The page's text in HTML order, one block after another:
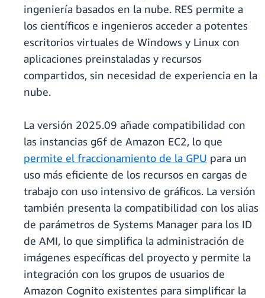
ingeniería basados en la nube. RES permite a
los científicos e ingenieros acceder a potentes
escritorios virtuales de Windows y Linux con
aplicaciones preinstaladas y recursos
compartidos, sin necesidad de experiencia en la
nube.
La versión 2025.09 añade compatibilidad con
las instancias g6f de Amazon EC2, lo que
permite el fraccionamiento de la GPU para un
uso más eficiente de los recursos en cargas de
trabajo con uso intensivo de gráficos. La versión
también presenta la compatibilidad con los alias
de parámetros de Systems Manager para los ID
de AMI, lo que simplifica la administración de
imágenes específicas del proyecto y permite la
integración con los grupos de usuarios de
Amazon Cognito existentes para simplificar la